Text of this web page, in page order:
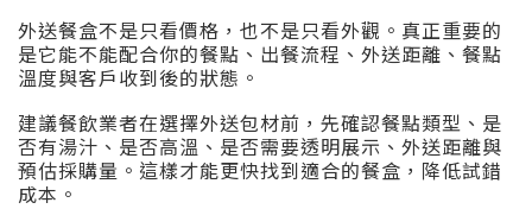
外送餐盒不是只看價格，也不是只看外觀。真正重要的
是它能不能配合你的餐點、出餐流程、外送距離、餐點
溫度與客戶收到後的狀態。
建議餐飲業者在選擇外送包材前，先確認餐點類型、是
否有湯汁、是否高溫、是否需要透明展示、外送距離與
預估採購量。這樣才能更快找到適合的餐盒，降低試錯
成本。